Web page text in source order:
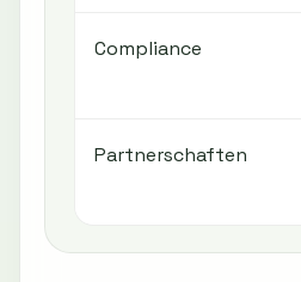
Compliance
Partnerschaften